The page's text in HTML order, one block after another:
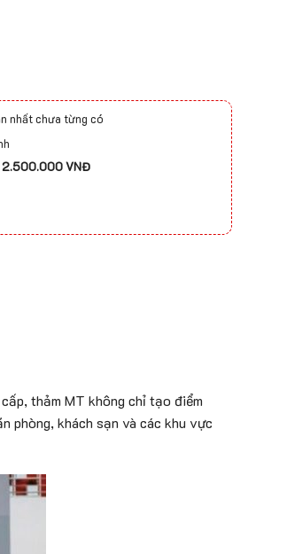
nhất chưa từng có
2.500.000 VNĐ
thảm MT không chỉ tạo điểm
phòng, khách sạn và các khu vực